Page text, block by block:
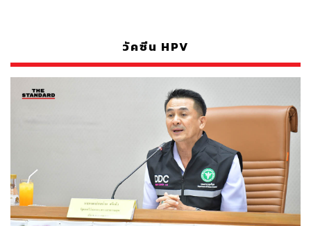
วัคซีน HPV